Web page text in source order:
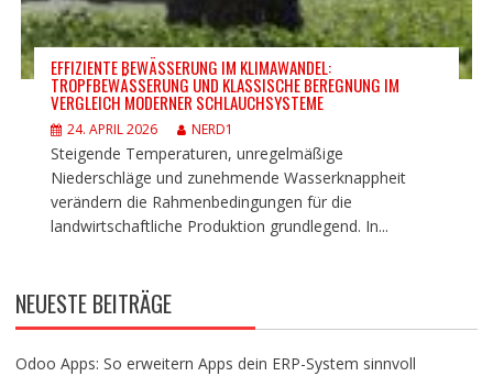
EFFIZIENTE BEWÄSSERUNG IM KLIMAWANDEL:
TROPFBEWÄSSERUNG UND KLASSISCHE BEREGNUNG IM
VERGLEICH MODERNER SCHLAUCHSYSTEME
24. APRIL 2026 NERD1
Steigende Temperaturen, unregelmäßige
Niederschläge und zunehmende Wasserknappheit
verändern die Rahmenbedingungen für die
landwirtschaftliche Produktion grundlegend. In...
NEUESTE BEITRÄGE
Odoo Apps: So erweitern Apps dein ERP-System sinnvoll